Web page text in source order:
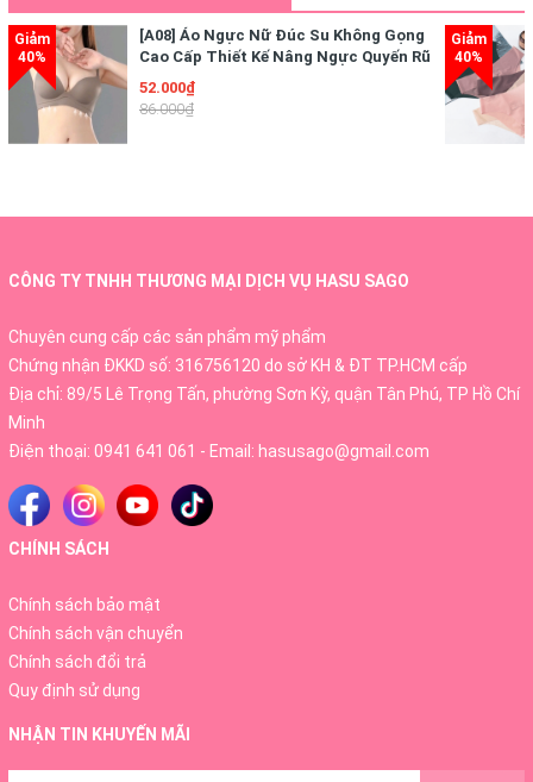
CÔNG DỤNG
- Làm sạch da chuyên sâu: Premium Placenta
Wash “cuốn trôi” dịu dàng mọi bụi bẩn, tạp chất,
dầu thừa, lớp trang điểm trên bề mặt da, giúp tẩy
sắc tố đen, đồng thời tăng khả năng thẩm thấu
dưỡng chất cho da. Bạn có thể cảm nhận được
được làm sạch, thông thoáng ngay từ lần đầu sử
dụng.
- Cung cấp dưỡng chất thiết yếu cho làn da: Sữa
rửa mặt Premium Placenta Wash White Label
[A08] Áo Ngực Nữ Đúc Su Không Gọng
Cao Cấp Thiết Kế Nâng Ngực Quyến Rũ
Điệu Đà
52.000₫
86.000₫
CÔNG TY TNHH THƯƠNG MẠI DỊCH VỤ HASU SAGO
Chuyên cung cấp các sản phẩm mỹ phẩm
Chứng nhận ĐKKD số: 316756120 do sở KH & ĐT TP.HCM cấp
Địa chỉ: 89/5 Lê Trọng Tấn, phường Sơn Kỳ, quận Tân Phú, TP Hồ Chí
Minh
Điện thoại: 0941 641 061 - Email: hasusago@gmail.com
CHÍNH SÁCH
Chính sách bảo mật
Chính sách vận chuyển
Chính sách đổi trả
Quy định sử dụng
NHẬN TIN KHUYẾN MÃI